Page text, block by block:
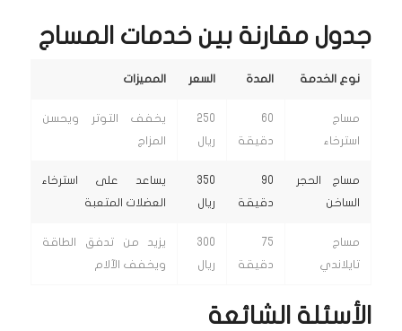
جدول مقارنة بين خدمات المساج
نوع الخدمة المدة السعر المميزات
مساج
استرخاء
60
دقيقة
250
ريال
يخفف التوتر ويحسن
المزاج
مساج الحجر
الساخن
90
دقيقة
350
ريال
يساعد على استرخاء
العضلات المتعبة
مساج
تايلاندي
75
دقيقة
300
ريال
يزيد من تدفق الطاقة
ويخفف الآلام
الأسئلة الشائعة